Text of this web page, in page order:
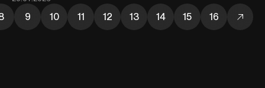
9 10 11 12 13 14 15 16